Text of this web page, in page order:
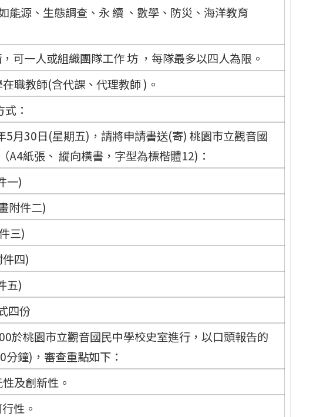
能源、生態調查、永 續 、數學、防災、海洋教育
可一人或組織團隊工作 坊 ，每隊最多以四人為限。
職教師(含代課、代理教師 )。
：
月30日(星期五)，請將申請書送(寄) 桃園市立觀音國
A4紙張、 縱向橫書，字型為標楷體12)：
一)
附件二)
三)
四)
五)
四份
於桃園市立觀音國民中學校史室進行，以口頭報告的
鐘)，審查重點如下：
及創新性。
性。